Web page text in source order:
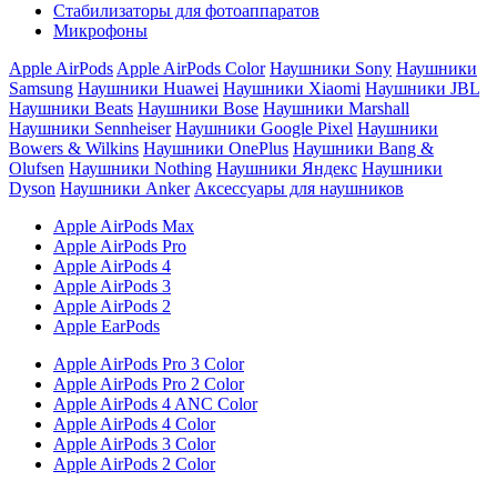
Стабилизаторы для фотоаппаратов
Микрофоны
Apple AirPods Apple AirPods Color Наушники Sony Наушники
Samsung Наушники Huawei Наушники Xiaomi Наушники JBL
Наушники Beats Наушники Bose Наушники Marshall
Наушники Sennheiser Наушники Google Pixel Наушники
Bowers & Wilkins Наушники OnePlus Наушники Bang &
Olufsen Наушники Nothing Наушники Яндекс Наушники
Dyson Наушники Anker Аксессуары для наушников
Apple AirPods Max
Apple AirPods Pro
Apple AirPods 4
Apple AirPods 3
Apple AirPods 2
Apple EarPods
Apple AirPods Pro 3 Color
Apple AirPods Pro 2 Color
Apple AirPods 4 ANC Color
Apple AirPods 4 Color
Apple AirPods 3 Color
Apple AirPods 2 Color